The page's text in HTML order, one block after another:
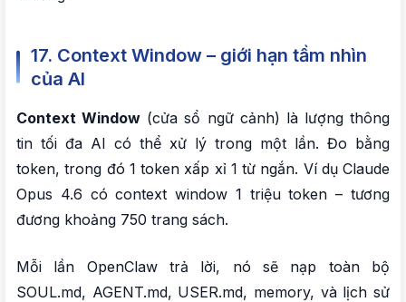
17. Context Window – giới hạn tầm nhìn
của AI
Context Window (cửa sổ ngữ cảnh) là lượng thông
tin tối đa AI có thể xử lý trong một lần. Đo bằng
token, trong đó 1 token xấp xỉ 1 từ ngắn. Ví dụ Claude
Opus 4.6 có context window 1 triệu token – tương
đương khoảng 750 trang sách.
Mỗi lần OpenClaw trả lời, nó sẽ nạp toàn bộ
SOUL.md, AGENT.md, USER.md, memory, và lịch sử